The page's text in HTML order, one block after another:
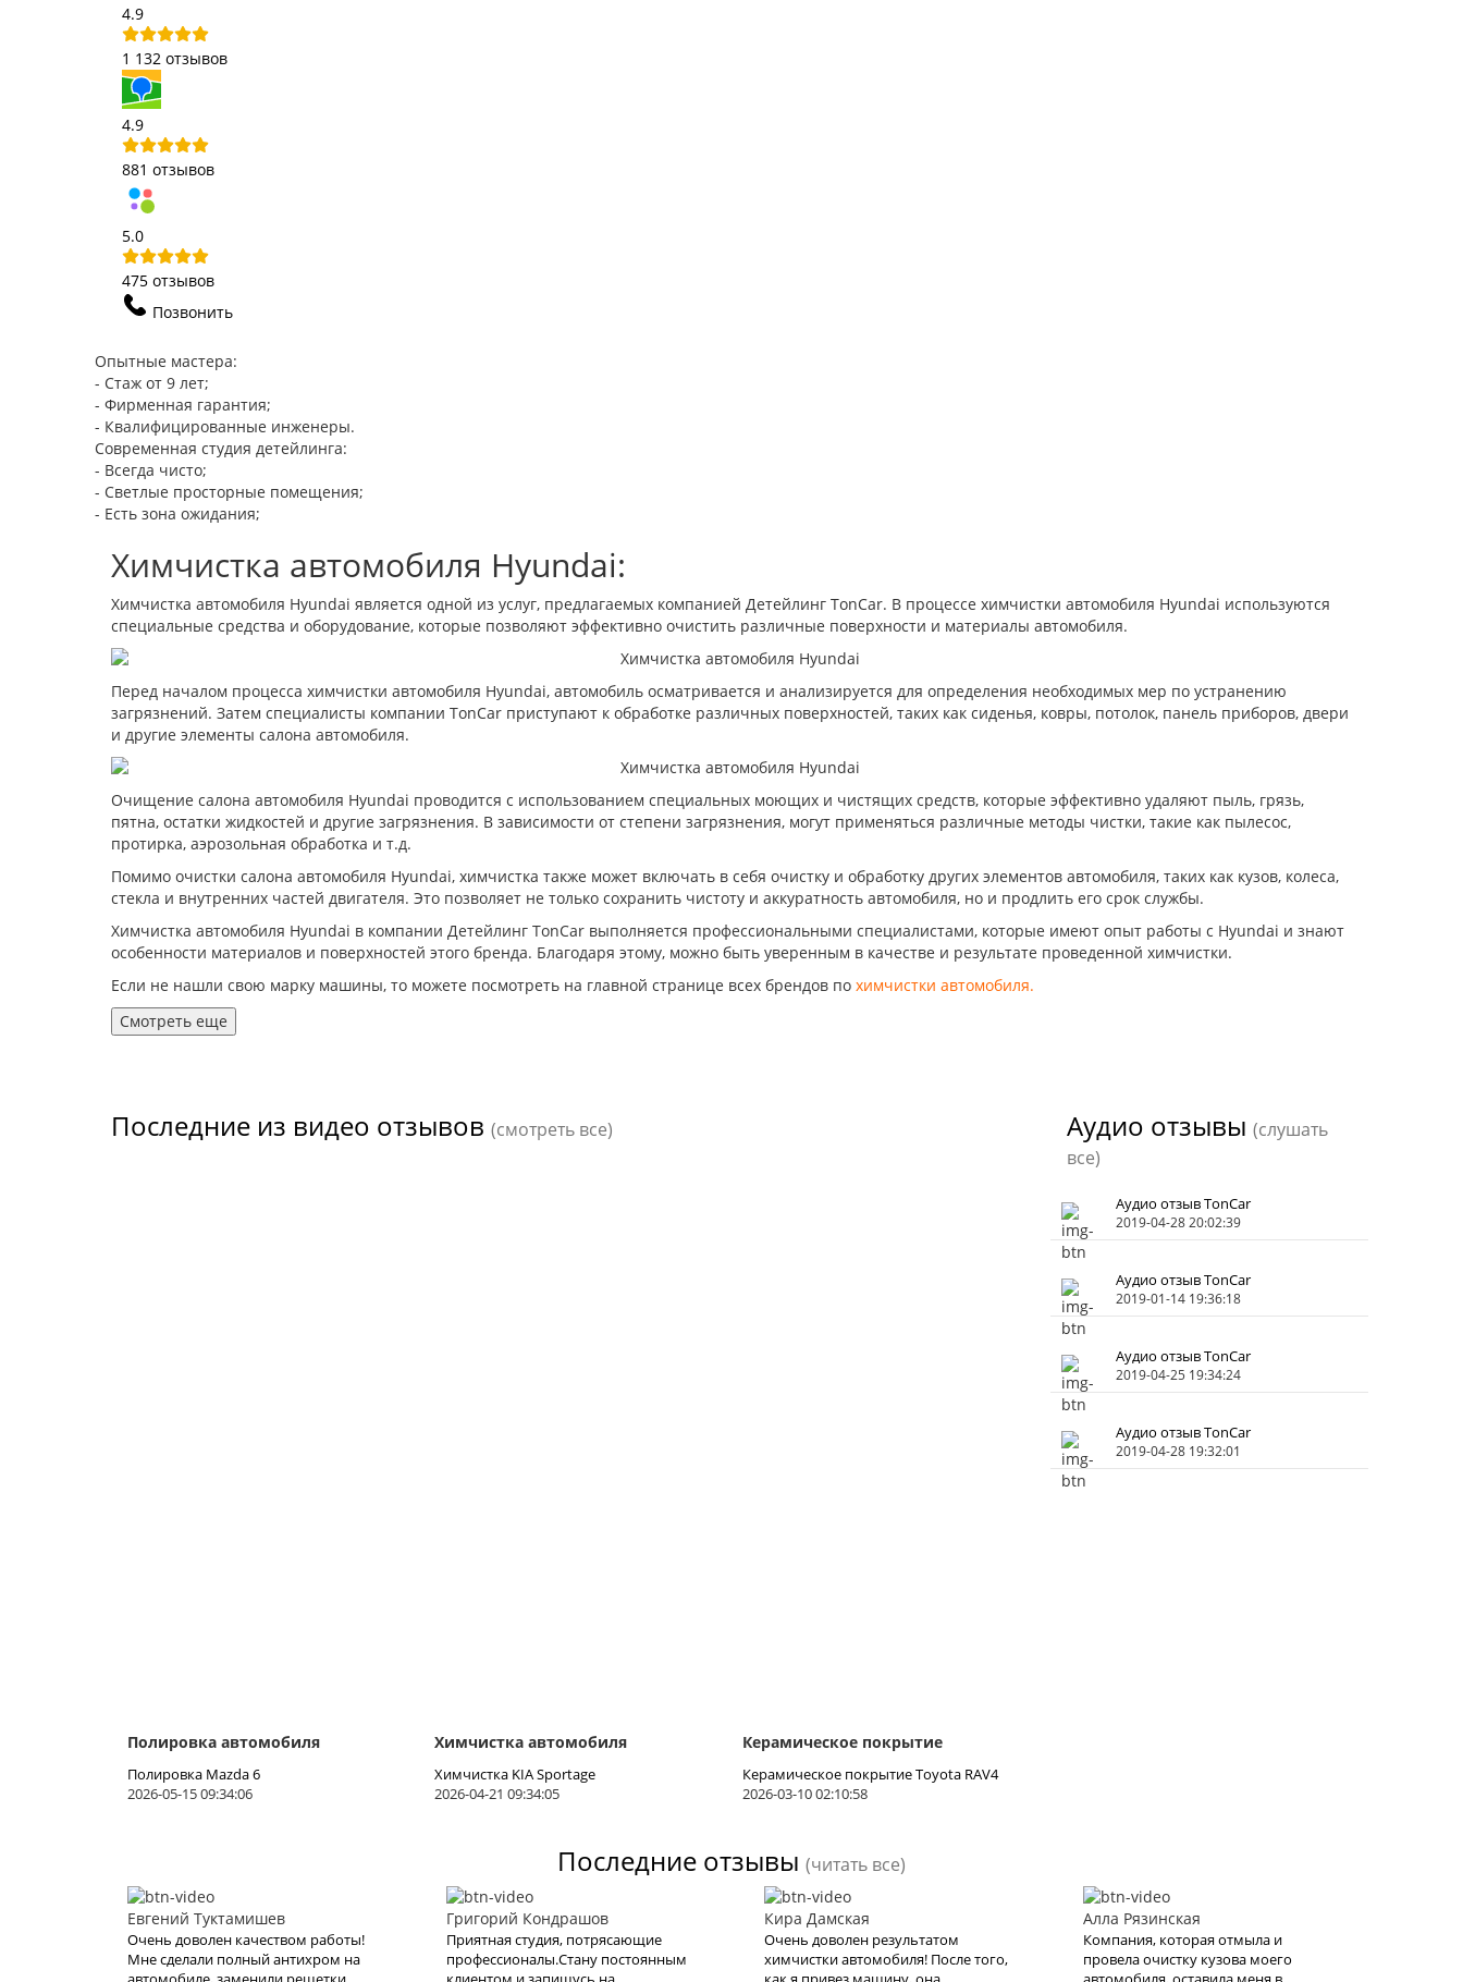
4.9
1 132 отзывов
4.9
881 отзывов
5.0
475 отзывов
Позвонить
Опытные мастера:
- Стаж от 9 лет;
- Фирменная гарантия;
- Квалифицированные инженеры.
Современная студия детейлинга:
- Всегда чисто;
- Светлые просторные помещения;
- Есть зона ожидания;
Химчистка автомобиля Hyundai:
Химчистка автомобиля Hyundai является одной из услуг, предлагаемых компанией Детейлинг TonCar. В процессе химчистки автомобиля Hyundai используются
специальные средства и оборудование, которые позволяют эффективно очистить различные поверхности и материалы автомобиля.
Перед началом процесса химчистки автомобиля Hyundai, автомобиль осматривается и анализируется для определения необходимых мер по устранению
загрязнений. Затем специалисты компании TonCar приступают к обработке различных поверхностей, таких как сиденья, ковры, потолок, панель приборов, двери
и другие элементы салона автомобиля.
Очищение салона автомобиля Hyundai проводится с использованием специальных моющих и чистящих средств, которые эффективно удаляют пыль, грязь,
пятна, остатки жидкостей и другие загрязнения. В зависимости от степени загрязнения, могут применяться различные методы чистки, такие как пылесос,
протирка, аэрозольная обработка и т.д.
Помимо очистки салона автомобиля Hyundai, химчистка также может включать в себя очистку и обработку других элементов автомобиля, таких как кузов, колеса,
стекла и внутренних частей двигателя. Это позволяет не только сохранить чистоту и аккуратность автомобиля, но и продлить его срок службы.
Химчистка автомобиля Hyundai в компании Детейлинг TonCar выполняется профессиональными специалистами, которые имеют опыт работы с Hyundai и знают
особенности материалов и поверхностей этого бренда. Благодаря этому, можно быть уверенным в качестве и результате проведенной химчистки.
Если не нашли свою марку машины, то можете посмотреть на главной странице всех брендов по химчистки автомобиля.
Смотреть еще
Последние из видео отзывов (смотреть все) Аудио отзывы (слушать
все)
Полировка автомобиля
Полировка Mazda 6
2026-05-15 09:34:06
Химчистка автомобиля
Химчистка KIA Sportage
2026-04-21 09:34:05
Керамическое покрытие
Керамическое покрытие Toyota RAV4
2026-03-10 02:10:58
Аудио отзыв TonCar
2019-04-28 20:02:39
Аудио отзыв TonCar
2019-01-14 19:36:18
Аудио отзыв TonCar
2019-04-25 19:34:24
Аудио отзыв TonCar
2019-04-28 19:32:01
Последние отзывы (читать все)
Евгений Туктамишев
Очень доволен качеством работы!
Мне сделали полный антихром на
Григорий Кондрашов
Приятная студия, потрясающие
профессионалы.Стану постоянным
Кира Дамская
Очень доволен результатом
химчистки автомобиля! После того,
Алла Рязинская
Компания, которая отмыла и
провела очистку кузова моего